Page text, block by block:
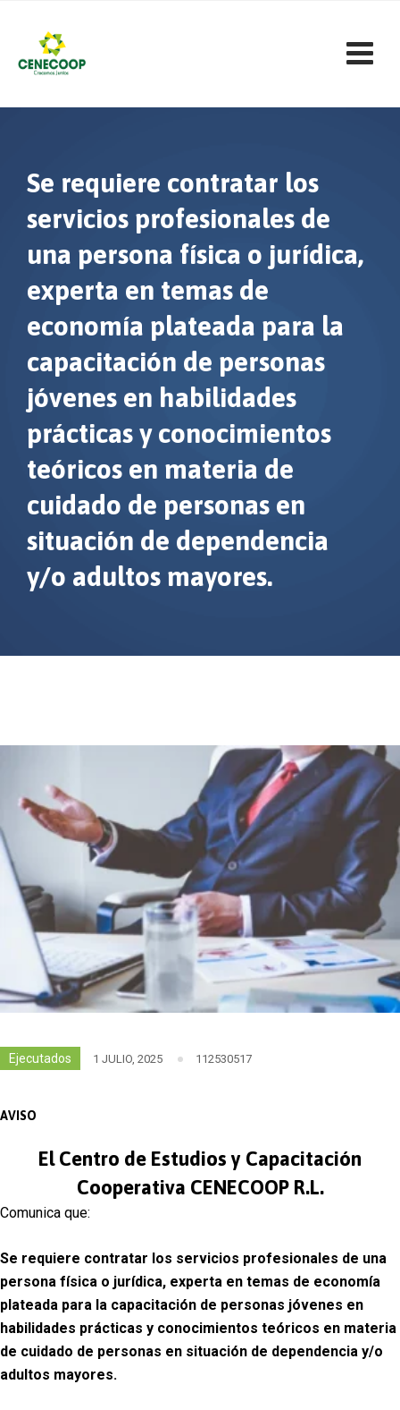
content
Se requiere contratar los
servicios profesionales de
una persona física o jurídica,
experta en temas de
economía plateada para la
capacitación de personas
jóvenes en habilidades
prácticas y conocimientos
teóricos en materia de
cuidado de personas en
situación de dependencia
y/o adultos mayores.
Ejecutados 1 JULIO, 2025 112530517
AVISO
El Centro de Estudios y Capacitación
Cooperativa CENECOOP R.L.
Comunica que:
Se requiere contratar los servicios profesionales de una
persona física o jurídica, experta en temas de economía
plateada para la capacitación de personas jóvenes en
habilidades prácticas y conocimientos teóricos en materia
de cuidado de personas en situación de dependencia y/o
adultos mayores.